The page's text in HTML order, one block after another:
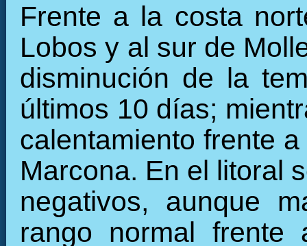
Frente a la costa
Lobos y al sur de
disminución de la
últimos 10 días;
calentamiento frente
Marcona. En el litoral
negativos, aunque
rango normal